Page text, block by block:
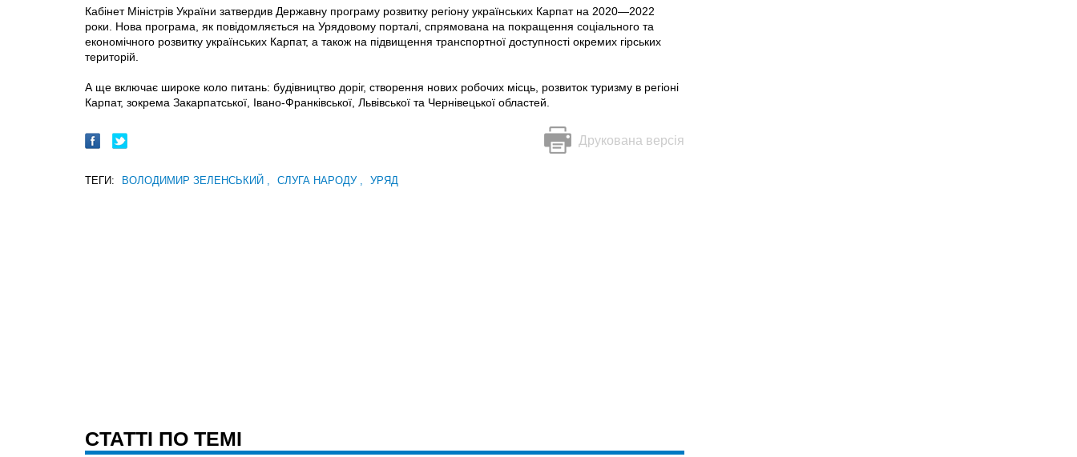
Кабінет Міністрів України затвердив Дер­жавну програму розвитку регіону українських Карпат на 2020—2022
роки. Нова програма, як повідомляється на Урядовому порталі, спрямована на покращення соціального та
економічного розвитку українських Карпат, а також на підвищення транспортної доступності окремих гірських
територій.
А ще включає широке коло питань: будівництво доріг, створення нових робочих місць, розвиток туризму в регіоні
Карпат, зокрема Закарпатської, Івано-Франківської, Львівської та Чернівецької областей.
Друкована версія
ТЕГИ: ВОЛОДИМИР ЗЕЛЕНСЬКИЙ СЛУГА НАРОДУ УРЯД
CТАТТІ ПО ТЕМІ